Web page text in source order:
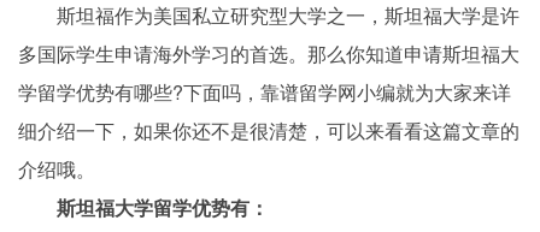
斯坦福作为美国私立研究型大学之一，斯坦福大学是许
多国际学生申请海外学习的首选。那么你知道申请斯坦福大
学留学优势有哪些?下面吗，靠谱留学网小编就为大家来详
细介绍一下，如果你还不是很清楚，可以来看看这篇文章的
介绍哦。
斯坦福大学留学优势有：